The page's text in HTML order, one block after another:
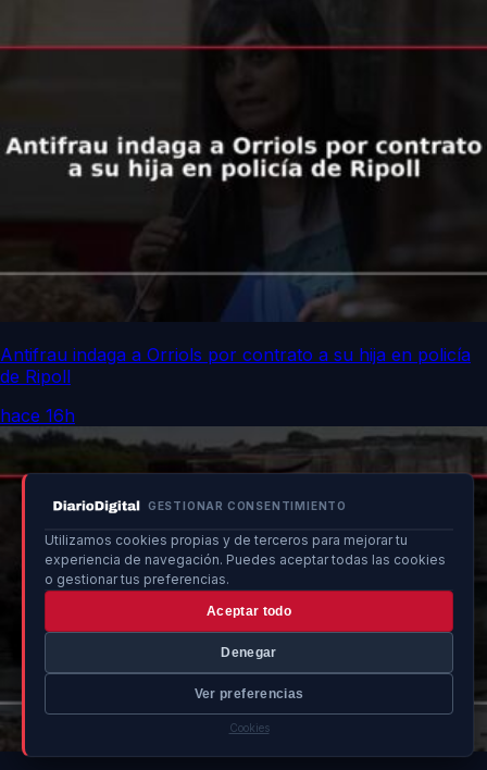
GESTIONAR CONSENTIMIENTO
Utilizamos cookies propias y de terceros para mejorar tu
experiencia de navegación. Puedes aceptar todas las cookies
o gestionar tus preferencias.
Aceptar todo
Denegar
Ver preferencias
Cookies
Antifrau indaga a Orriols por contrato a su hija en policía
de Ripoll
hace 16h